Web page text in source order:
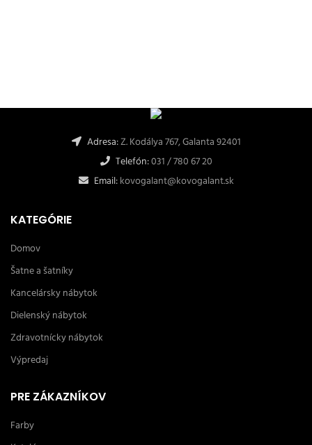
Adresa:Z. Kodálya 767, Galanta 92401
Telefón:031 / 780 67 20
Email:kovogalant@kovogalant.sk
KATEGÓRIE
Domov
Šatne a šatníky
Kancelársky nábytok
Dielenský nábytok
Zdravotnícky nábytok
Výpredaj
PRE ZÁKAZNÍKOV
Farby